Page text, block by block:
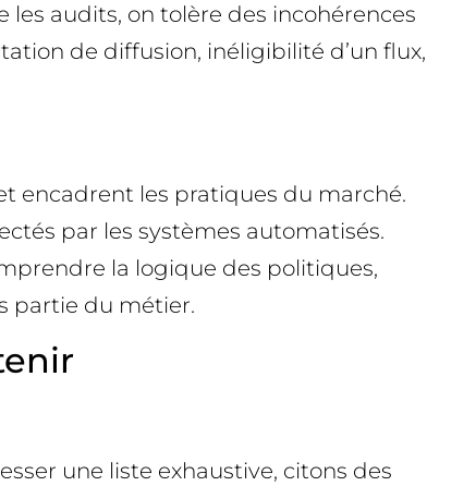
audits, on tolère des incohérences
de diffusion, inéligibilité d’un flux,
encadrent les pratiques du marché.
par les systèmes automatisés.
la logique des politiques,
partie du métier.
une liste exhaustive, citons des